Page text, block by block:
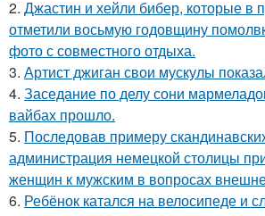
2. Джастин и хейли бибер, которые в
отметили восьмую годовщину
фото с совместного отдыха.
3. Артист джиган свои мускулы
4. Заседание по делу сони
вайбах прошло.
5. Последовав примеру
администрация немецкой столицы
женщин к мужским в вопросах
6. Ребёнок катался на велосипеде и